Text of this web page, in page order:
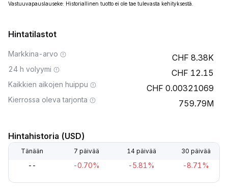
Vastuuvapauslauseke: Historiallinen tuotto ei ole tae tulevasta kehityksestä.
Hintatilastot
Markkina-arvo 8.38K
24 h volyymi 12.15
Kaikkien aikojen huippu 0.00321069
Kierrossa oleva tarjonta 759.79M
Hintahistoria (USD)
Tänään 7 päivää 14 päivää 30 päivää
-- -0.70% -5.81% -8.71%